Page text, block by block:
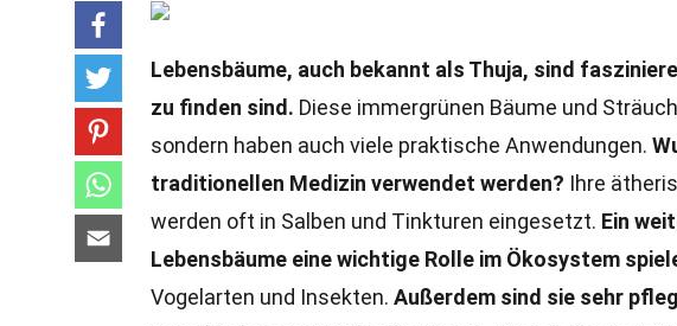
Lebensbäume, auch bekannt als Thuja, sind
zu finden sind. Diese immergrünen Bäume und
sondern haben auch viele praktische Anwendungen.
traditionellen Medizin verwendet werden? Ihre
werden oft in Salben und Tinkturen eingesetzt. Ein
Lebensbäume eine wichtige Rolle im Ökosystem
Vogelarten und Insekten. Außerdem sind sie sehr